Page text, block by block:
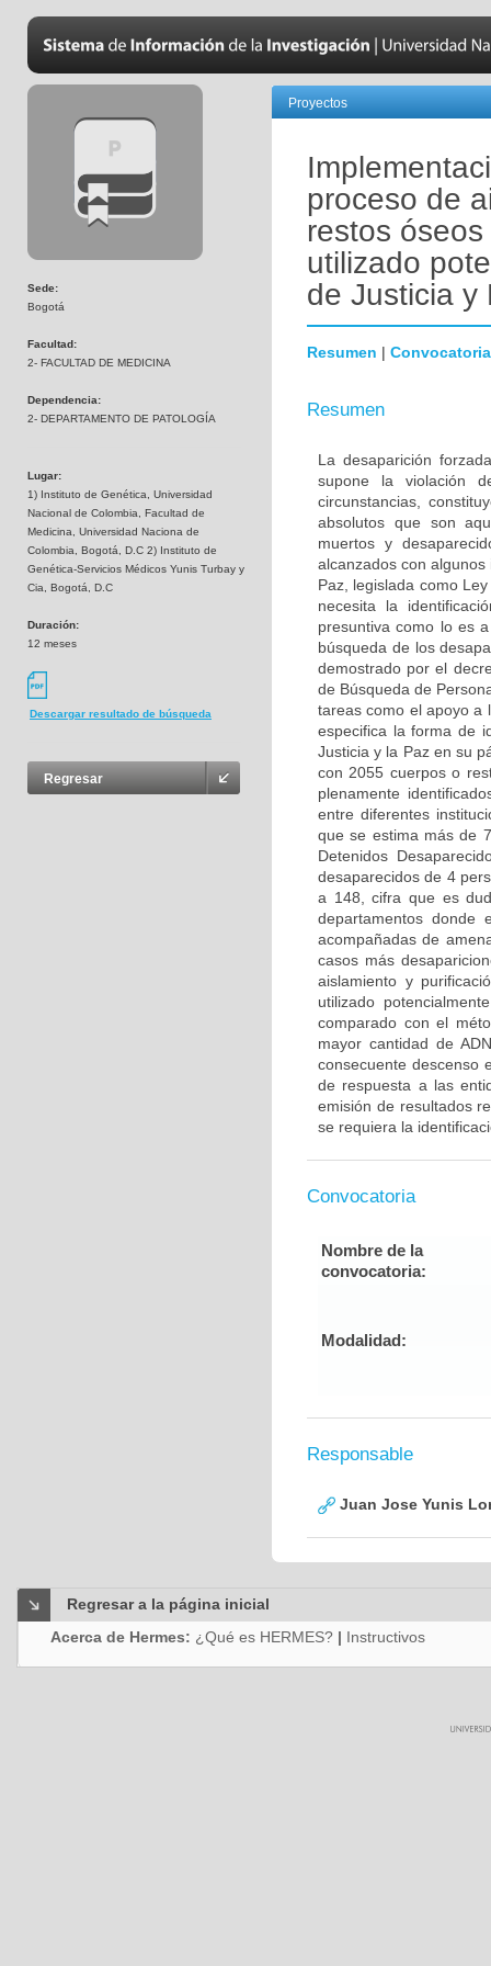
Sede:
Bogotá
Facultad:
2- FACULTAD DE MEDICINA
Dependencia:
2- DEPARTAMENTO DE PATOLOGÍA
Lugar:
1) Instituto de Genética, Universidad
Nacional de Colombia, Facultad de
Medicina, Universidad Naciona de
Colombia, Bogotá, D.C 2) Instituto de
Genética-Servicios Médicos Yunis Turbay y
Cia, Bogotá, D.C
Duración:
12 meses
Descargar resultado de búsqueda
Regresar
Proyectos
proceso de
restos
utilizado
de Justicia y
Resumen | Convocatoria
Resumen
La desaparición
supone la violación
circunstancias,
absolutos que son
muertos y
alcanzados con
Paz, legislada como
necesita la
presuntiva como lo es
búsqueda de los
demostrado por el
de Búsqueda de
tareas como el apoyo a
especifica la forma de
Justicia y la Paz en su
con 2055 cuerpos o
plenamente
entre diferentes
que se estima más de
Detenidos
desaparecidos de 4
a 148, cifra que es
departamentos donde
acompañadas de
casos más
aislamiento y
utilizado
comparado con el
mayor cantidad de
consecuente descenso
de respuesta a las
emisión de resultados
se requiera la
Convocatoria
Nombre de la
convocatoria:
Modalidad:
Responsable
Juan Jose Yunis
Regresar a la página inicial
Acerca de Hermes: ¿Qué es HERMES? | Instructivos